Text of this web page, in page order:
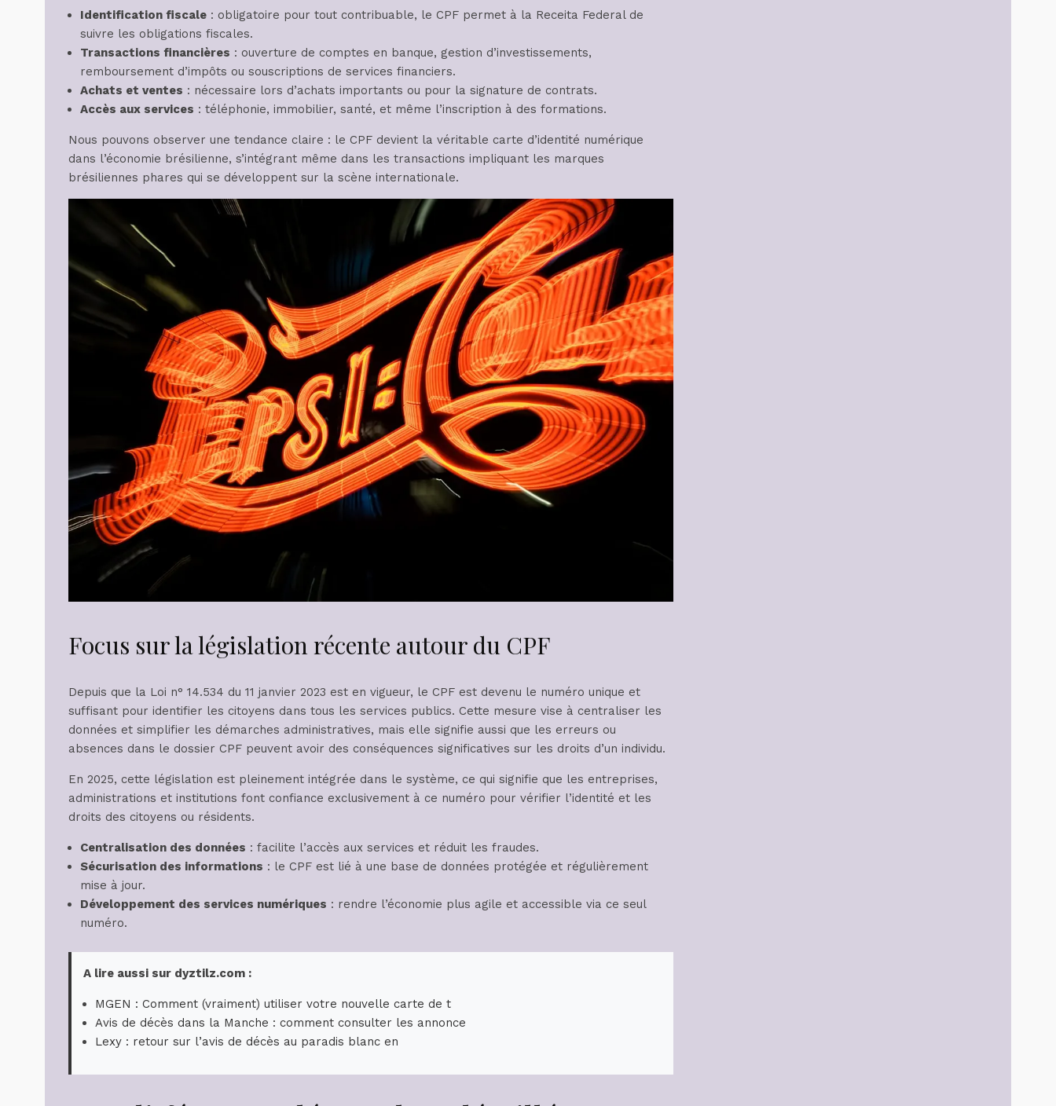
Identification fiscale : obligatoire pour tout contribuable, le CPF permet à la Receita Federal de
suivre les obligations fiscales.
Transactions financières : ouverture de comptes en banque, gestion d’investissements,
remboursement d’impôts ou souscriptions de services financiers.
Achats et ventes : nécessaire lors d’achats importants ou pour la signature de contrats.
Accès aux services : téléphonie, immobilier, santé, et même l’inscription à des formations.
Nous pouvons observer une tendance claire : le CPF devient la véritable carte d’identité numérique
dans l’économie brésilienne, s’intégrant même dans les transactions impliquant les marques
brésiliennes phares qui se développent sur la scène internationale.
Focus sur la législation récente autour du CPF
Depuis que la Loi n° 14.534 du 11 janvier 2023 est en vigueur, le CPF est devenu le numéro unique et
suffisant pour identifier les citoyens dans tous les services publics. Cette mesure vise à centraliser les
données et simplifier les démarches administratives, mais elle signifie aussi que les erreurs ou
absences dans le dossier CPF peuvent avoir des conséquences significatives sur les droits d’un individu.
En 2025, cette législation est pleinement intégrée dans le système, ce qui signifie que les entreprises,
administrations et institutions font confiance exclusivement à ce numéro pour vérifier l’identité et les
droits des citoyens ou résidents.
Centralisation des données : facilite l’accès aux services et réduit les fraudes.
Sécurisation des informations : le CPF est lié à une base de données protégée et régulièrement
mise à jour.
Développement des services numériques : rendre l’économie plus agile et accessible via ce seul
numéro.
A lire aussi sur dyztilz.com :
MGEN : Comment (vraiment) utiliser votre nouvelle carte de t
Avis de décès dans la Manche : comment consulter les annonce
Lexy : retour sur l’avis de décès au paradis blanc en